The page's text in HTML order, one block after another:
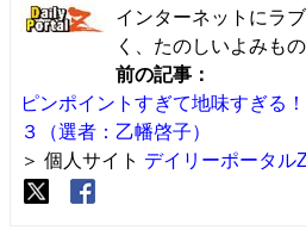
インターネットにラ
く、たのしいよみも
前の記事：
ピンポイントすぎて地味すぎる
３（選者：乙幡啓子）
＞ 個人サイト デイリーポータルZ